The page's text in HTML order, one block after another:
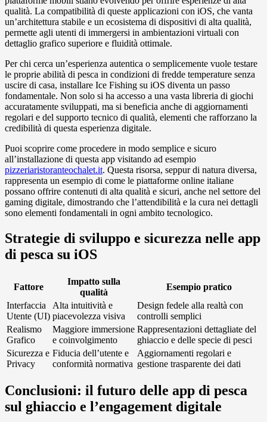
qualità. La compatibilità di queste applicazioni con iOS, che vanta
un’architettura stabile e un ecosistema di dispositivi di alta qualità,
permette agli utenti di immergersi in ambientazioni virtuali con
dettaglio grafico superiore e fluidità ottimale.
Per chi cerca un’esperienza autentica o semplicemente vuole testare
le proprie abilità di pesca in condizioni di fredde temperature senza
uscire di casa, installare Ice Fishing su iOS diventa un passo
fondamentale. Non solo si ha accesso a una vasta libreria di giochi
accuratamente sviluppati, ma si beneficia anche di aggiornamenti
regolari e del supporto tecnico di qualità, elementi che rafforzano la
credibilità di questa esperienza digitale.
Puoi scoprire come procedere in modo semplice e sicuro
all’installazione di questa app visitando ad esempio
pizzeriaristoranteochalet.it. Questa risorsa, seppur di natura diversa,
rappresenta un esempio di come le piattaforme online italiane
possano offrire contenuti di alta qualità e sicuri, anche nel settore del
gaming digitale, dimostrando che l’attendibilità e la cura nei dettagli
sono elementi fondamentali in ogni ambito tecnologico.
Strategie di sviluppo e sicurezza nelle app
di pesca su iOS
Fattore
Impatto sulla
qualità
Esempio pratico
Interfaccia
Utente (UI)
Alta intuitività e
piacevolezza visiva
Design fedele alla realtà con
controlli semplici
Realismo
Grafico
Maggiore immersione
e coinvolgimento
Rappresentazioni dettagliate del
ghiaccio e delle specie di pesci
Sicurezza e
Privacy
Fiducia dell’utente e
conformità normativa
Aggiornamenti regolari e
gestione trasparente dei dati
Conclusioni: il futuro delle app di pesca
sul ghiaccio e l’engagement digitale